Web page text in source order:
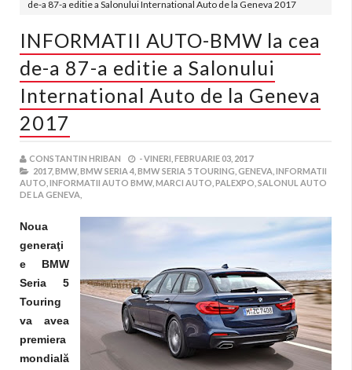
de-a 87-a editie a Salonului International Auto de la Geneva 2017
INFORMATII AUTO-BMW la cea
de-a 87-a editie a Salonului
International Auto de la Geneva
2017
CONSTANTIN HRIBAN -VINERI, FEBRUARIE 03, 2017
2017, BMW, BMW SERIA 4, BMW SERIA 5 TOURING, GENEVA, INFORMATII
AUTO, INFORMATII AUTO BMW, MARCI AUTO, PALEXPO, SALONUL AUTO
DE LA GENEVA,
Noua
generaţi
e BMW
Seria 5
Touring
va avea
premiera
mondială